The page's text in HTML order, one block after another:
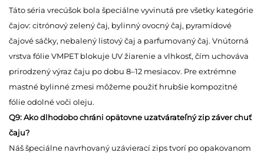
Táto séria vrecúšok bola špeciálne vyvinutá pre všetky kategórie
čajov: citrónový zelený čaj, bylinný ovocný čaj, pyramídové
čajové sáčky, nebalený listový čaj a parfumovaný čaj. Vnútorná
vrstva fólie VMPET blokuje UV žiarenie a vlhkosť, čím uchováva
prirodzený výraz čaju po dobu 8–12 mesiacov. Pre extrémne
mastné bylinné zmesi môžeme použiť hrubšie kompozitné
fólie odolné voči oleju.
Q9: Ako dlhodobo chráni opätovne uzatvárateľný zip záver chuť
čaju?
Náš špeciálne navrhovaný uzávierací zips tvorí po opakovanom